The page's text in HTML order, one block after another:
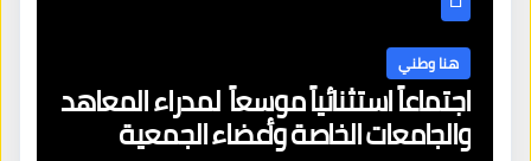
هنا وطني
اجتماعاً استثنائياً موسعاً لمدراء المعاهد
والجامعات الخاصة وأعضاء الجمعية